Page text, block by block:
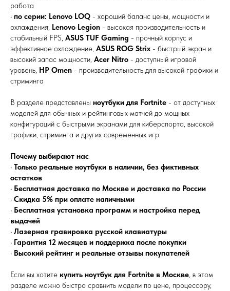
работа
• по серии: Lenovo LOQ - хороший баланс цены, мощности и
охлаждения, Lenovo Legion - высокая производительность и
стабильный FPS, ASUS TUF Gaming - прочный корпус и
эффективное охлаждение, ASUS ROG Strix - быстрый экран и
высокий запас мощности, Acer Nitro - доступный игровой
уровень, HP Omen - производительность для высокой графики и
стриминга
В разделе представлены ноутбуки для Fortnite - от доступных
моделей для обычных и рейтинговых матчей до мощных
конфигураций с быстрыми экранами для киберспорта, высокой
графики, стриминга и других современных игр.
Почему выбирают нас
• Только реальные ноутбуки в наличии, без фиктивных
остатков
• Бесплатная доставка по Москве и доставка по России
• Скидка 5% при оплате наличными
• Бесплатная установка программ и настройка перед
выдачей
• Лазерная гравировка русской клавиатуры
• Гарантия 12 месяцев и поддержка после покупки
• Высокий рейтинг и реальные отзывы покупателей
Если вы хотите купить ноутбук для Fortnite в Москве, в этом
разделе можно быстро сравнить модели по цене, процессору,